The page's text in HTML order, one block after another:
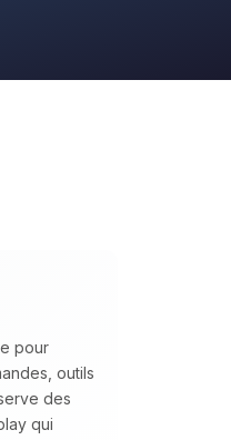
pour
outils
des
qui